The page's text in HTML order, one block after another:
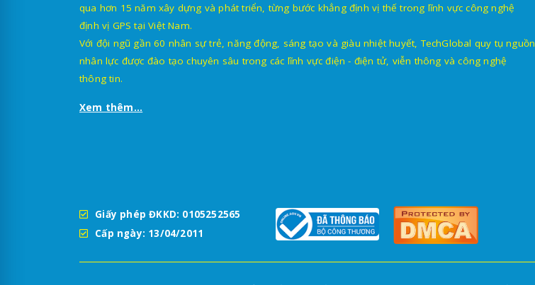
qua hơn 15 năm xây dựng và phát triển, từng bước khẳng định vị thế trong lĩnh vực công nghệ
định vị GPS tại Việt Nam.
Với đội ngũ gần 60 nhân sự trẻ, năng động, sáng tạo và giàu nhiệt huyết, TechGlobal quy tụ nguồn
nhân lực được đào tạo chuyên sâu trong các lĩnh vực điện - điện tử, viễn thông và công nghệ
thông tin.
Xem thêm...
Giấy phép ĐKKD: 0105252565
Cấp ngày: 13/04/2011